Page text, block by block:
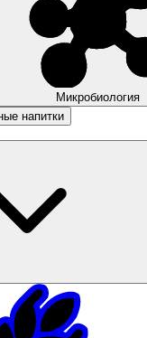
Микробиология
напитки